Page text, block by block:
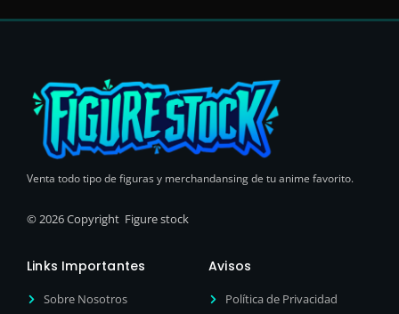
Venta todo tipo de figuras y merchandansing de tu anime favorito.
© 2026 Copyright Figure stock
Links Importantes
Sobre Nosotros
Avisos
Política de Privacidad